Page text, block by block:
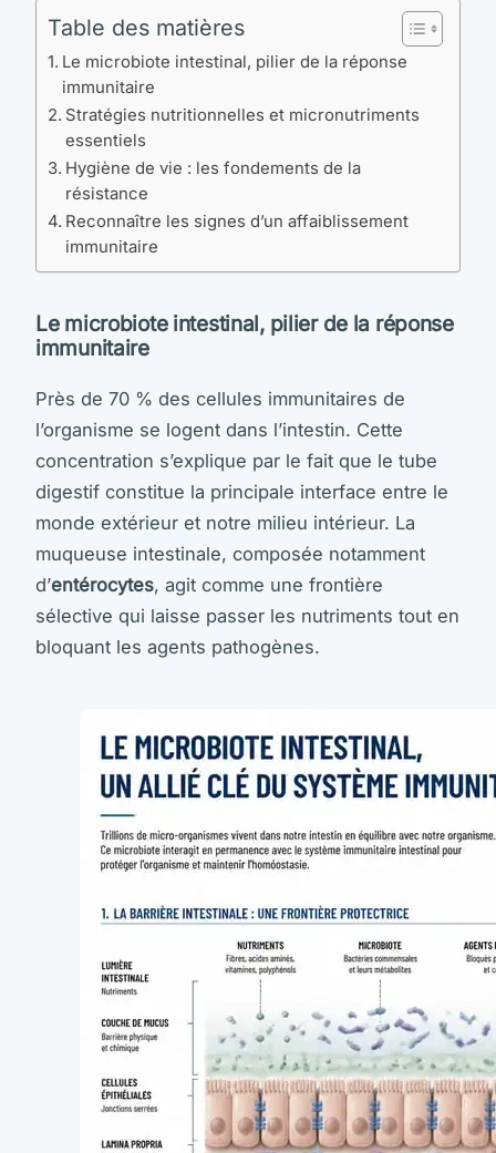
Table des matières
Le microbiote intestinal, pilier de la réponse
immunitaire
Stratégies nutritionnelles et micronutriments
essentiels
Hygiène de vie : les fondements de la
résistance
Reconnaître les signes d’un affaiblissement
immunitaire
Le microbiote intestinal, pilier de la réponse
immunitaire
Près de 70 % des cellules immunitaires de
l’organisme se logent dans l’intestin. Cette
concentration s’explique par le fait que le tube
digestif constitue la principale interface entre le
monde extérieur et notre milieu intérieur. La
muqueuse intestinale, composée notamment
d’entérocytes, agit comme une frontière
sélective qui laisse passer les nutriments tout en
bloquant les agents pathogènes.